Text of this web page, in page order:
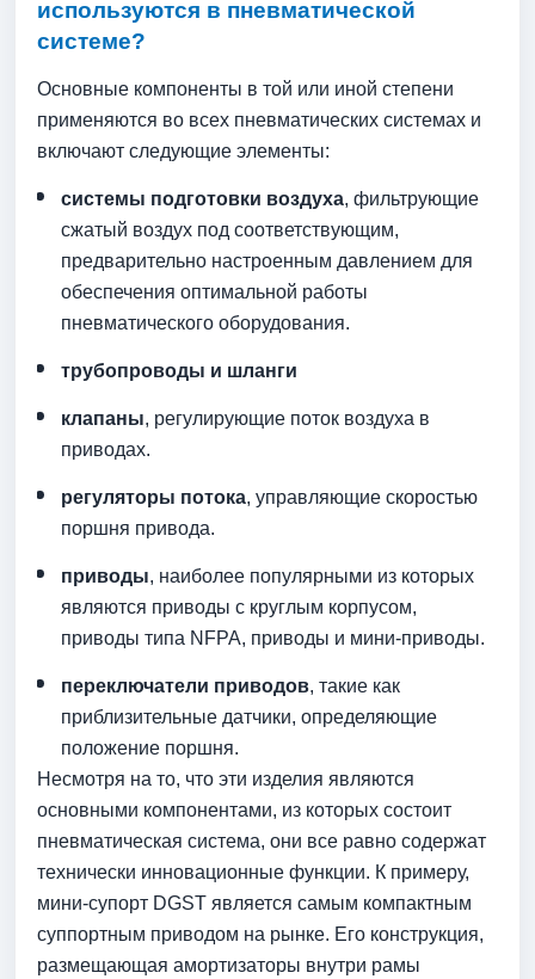
используются в пневматической
системе?
Основные компоненты в той или иной степени
применяются во всех пневматических системах и
включают следующие элементы:
системы подготовки воздуха, фильтрующие
сжатый воздух под соответствующим,
предварительно настроенным давлением для
обеспечения оптимальной работы
пневматического оборудования.
трубопроводы и шланги
клапаны, регулирующие поток воздуха в
приводах.
регуляторы потока, управляющие скоростью
поршня привода.
приводы, наиболее популярными из которых
являются приводы с круглым корпусом,
приводы типа NFPA, приводы и мини-приводы.
переключатели приводов, такие как
приблизительные датчики, определяющие
положение поршня.
Несмотря на то, что эти изделия являются
основными компонентами, из которых состоит
пневматическая система, они все равно содержат
технически инновационные функции. К примеру,
мини-супорт DGST является самым компактным
суппортным приводом на рынке. Его конструкция,
размещающая амортизаторы внутри рамы